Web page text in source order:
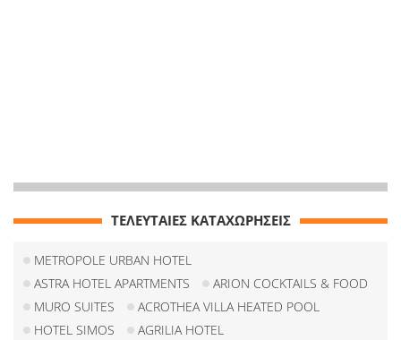
ΤΕΛΕΥΤΑΙΕΣ ΚΑΤΑΧΩΡΗΣΕΙΣ
METROPOLE URBAN HOTEL
ASTRA HOTEL APARTMENTS
ARION COCKTAILS & FOOD
MURO SUITES
ACROTHEA VILLA HEATED POOL
HOTEL SIMOS
AGRILIA HOTEL